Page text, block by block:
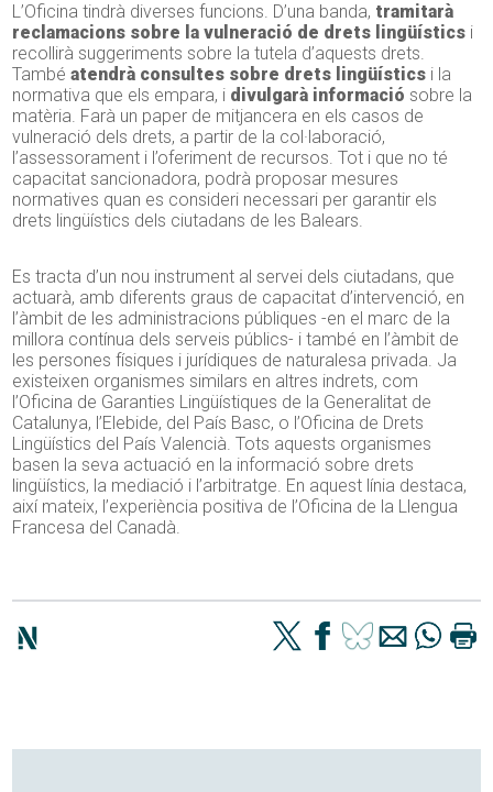
L’Oficina tindrà diverses funcions. D’una banda, tramitarà
reclamacions sobre la vulneració de drets lingüístics i
recollirà suggeriments sobre la tutela d’aquests drets.
Tambéatendrà consultes sobre drets lingüístics i la
normativa que els empara, i divulgarà informació sobre la
matèria. Farà un paper de mitjancera en els casos de
vulneració dels drets, a partir de la col·laboració,
l’assessorament i l’oferiment de recursos. Tot i que no té
capacitat sancionadora, podrà proposar mesures
normatives quan es consideri necessari per garantir els
drets lingüístics dels ciutadans de les Balears.
Es tracta d’un nou instrument al servei dels ciutadans, que
actuarà, amb diferents graus de capacitat d’intervenció, en
l’àmbit de les administracions públiques -en el marc de la
millora contínua dels serveis públics- i també en l’àmbit de
les persones físiques i jurídiques de naturalesa privada. Ja
existeixen organismes similars en altres indrets, com
l’Oficina de Garanties Lingüístiques de la Generalitat de
Catalunya, l’Elebide, del País Basc, o l’Oficina de Drets
Lingüístics del País Valencià. Tots aquests organismes
basen la seva actuació en la informació sobre drets
lingüístics, la mediació i l’arbitratge. En aquest línia destaca,
així mateix, l’experiència positiva de l’Oficina de la Llengua
Francesa del Canadà.